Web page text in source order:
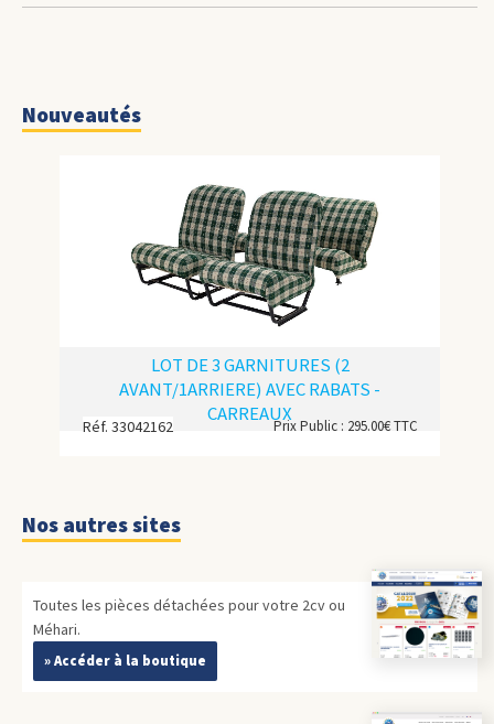
Nouveautés
LOT DE 3 GARNITURES (2
AVANT/1ARRIERE) AVEC RABATS -
CARREAUX
Réf. 33042162 Prix Public : 295.00€ TTC
Nos autres sites
Toutes les pièces détachées pour votre 2cv ou
Méhari.
» Accéder à la boutique